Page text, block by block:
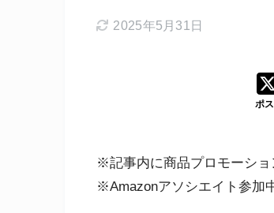
2025年5月31日
ポ
※記事内に商品プロモーシ
※Amazonアソシエイト参加